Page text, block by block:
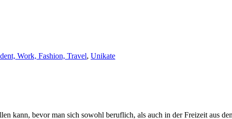
Work, Fashion, Travel, Unikate
kann, bevor man sich sowohl beruflich, als auch in der Freizeit aus